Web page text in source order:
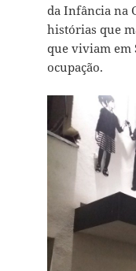
da Infância na
histórias que
que viviam em
ocupação.